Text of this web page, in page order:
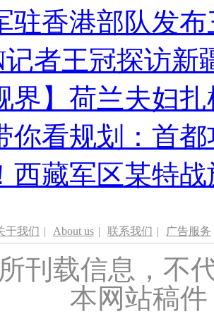
驻香港部队发
记者王冠探访新
界】荷兰夫妇
你看规划：首
西藏军区某特
于我们 | About us | 联系我们 | 广告服务
刊载信息，不
本网站稿